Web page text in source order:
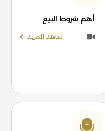
أهم شروط البيع
شاهد المزيد